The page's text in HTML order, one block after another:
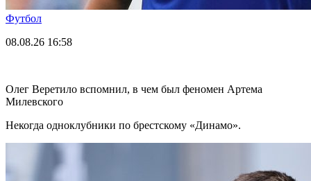
Футбол
08.08.26 16:58
Олег Веретило вспомнил, в чем был феномен Артема
Милевского
Некогда одноклубники по брестскому «Динамо».